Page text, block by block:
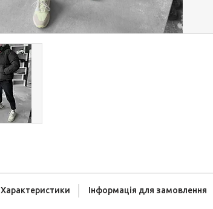
Характеристики Інформація для замовлення